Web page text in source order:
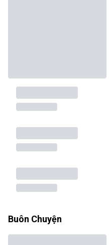
Buôn Chuyện